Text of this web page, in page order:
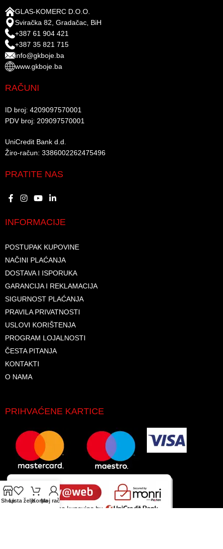
GLAS-KOMERC D.O.O.
Sviračka 82, Gradačac, BiH
+387 61 904 421
+387 35 821 715
info@gkboje.ba
www.gkboje.ba
RAČUNI
ID broj: 4209097570001​
PDV broj: 209097570001 ​
UniCredit Bank d.d.​
Žiro-račun: 3386002262475496​​
PRATITE NAS
INFORMACIJE
POSTUPAK KUPOVINE
NAČINI PLAĆANJA
DOSTAVA I ISPORUKA
GARANCIJA I REKLAMACIJA
SIGURNOST PLAĆANJA
PRAVILA PRIVATNOSTI
USLOVI KORIŠTENJA
PROGRAM LOJALNOSTI
ČESTA PITANJA
KONTAKTI
O NAMA
PRIHVAĆENE KARTICE
ShopLista željaKorpaMoj račun